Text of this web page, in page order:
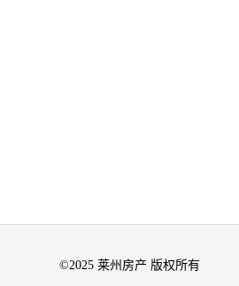
©2025 莱州房产 版权所有